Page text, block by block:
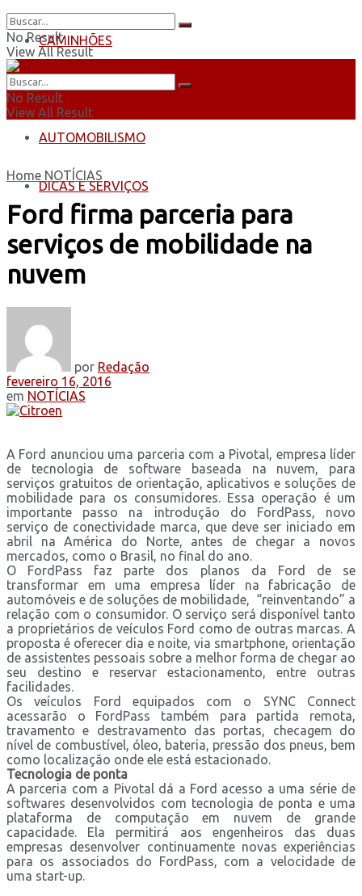
CAMINHÕES
ÔNIBUS
AUTOMOBILISMO
DICAS E SERVIÇOS
No Result
View All Result
No Result
View All Result
Home NOTÍCIAS
Ford firma parceria para
serviços de mobilidade na
nuvem
por Redação
fevereiro 16, 2016
em NOTÍCIAS
A Ford anunciou uma parceria com a Pivotal, empresa líder
de tecnologia de software baseada na nuvem, para
serviços gratuitos de orientação, aplicativos e soluções de
mobilidade para os consumidores. Essa operação é um
importante passo na introdução do FordPass, novo
serviço de conectividade marca, que deve ser iniciado em
abril na América do Norte, antes de chegar a novos
mercados, como o Brasil, no final do ano.
O FordPass faz parte dos planos da Ford de se
transformar em uma empresa líder na fabricação de
automóveis e de soluções de mobilidade, “reinventando” a
relação com o consumidor. O serviço será disponível tanto
a proprietários de veículos Ford como de outras marcas. A
proposta é oferecer dia e noite, via smartphone, orientação
de assistentes pessoais sobre a melhor forma de chegar ao
seu destino e reservar estacionamento, entre outras
facilidades.
Os veículos Ford equipados com o SYNC Connect
acessarão o FordPass também para partida remota,
travamento e destravamento das portas, checagem do
nível de combustível, óleo, bateria, pressão dos pneus, bem
como localização onde ele está estacionado.
Tecnologia de ponta
A parceria com a Pivotal dá a Ford acesso a uma série de
softwares desenvolvidos com tecnologia de ponta e uma
plataforma de computação em nuvem de grande
capacidade. Ela permitirá aos engenheiros das duas
empresas desenvolver continuamente novas experiências
para os associados do FordPass, com a velocidade de
uma start-up.